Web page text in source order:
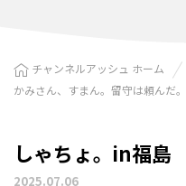
チャンネルアッシュ ホーム
かみさん、すまん。留守は頼んだ。
しゃちょ。in福島
2025.07.06